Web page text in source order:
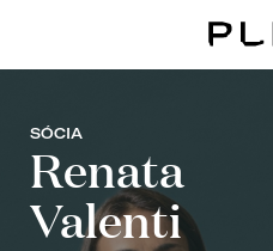
SÓCIA
Renata
Valenti